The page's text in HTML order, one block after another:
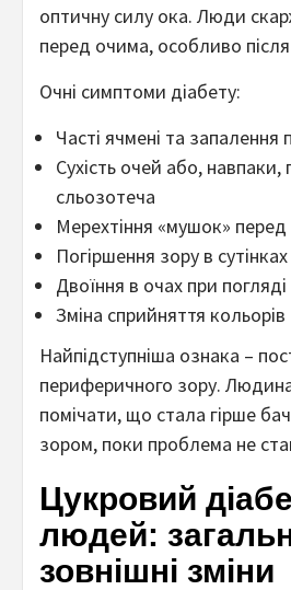
оптичну силу ока. Люди
перед очима, особливо після
Очні симптоми діабету:
Часті ячмені та запалення
Сухість очей або, навпаки,
сльозотеча
Мерехтіння «мушок»
Погіршення зору в сутінках
Двоїння в очах при
Зміна сприйняття кольорів
Найпідступніша ознака –
периферичного зору.
помічати, що стала гірше
зором, поки проблема не
Цукровий
людей:
зовнішні зміни